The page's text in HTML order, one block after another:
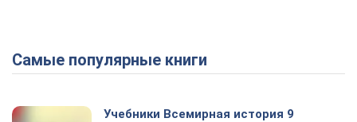
Самые популярные книги
Учебники Всемирная история 9